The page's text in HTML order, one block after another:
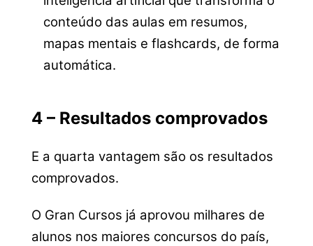
conteúdo das aulas em resumos,
mapas mentais e flashcards, de forma
automática.
4 – Resultados comprovados
E a quarta vantagem são os resultados
comprovados.
O Gran Cursos já aprovou milhares de
alunos nos maiores concursos do país,